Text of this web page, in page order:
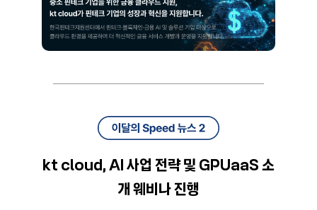
kt cloud, AI 사업 전략 및 GPUaaS 소
개 웨비나 진행